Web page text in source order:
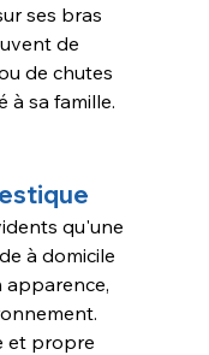
ses bras
de
de chutes
à sa famille.
qu'une
à domicile
apparence,
et propre